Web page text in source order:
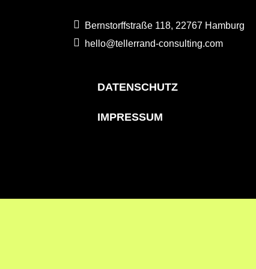
Bernstorffstraße 118, 22767 Hamburg
hello@tellerrand-consulting.com
DATENSCHUTZ
IMPRESSUM